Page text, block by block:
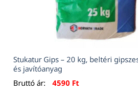
Stukatur Gips – 20 kg, beltéri
és javítóanyag
Bruttó ár:
4590 Ft